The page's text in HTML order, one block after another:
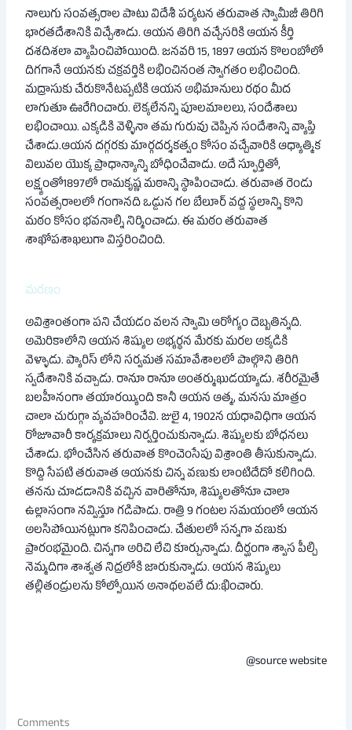
నాలుగు సంవత్సరాల పాటు విదేశీ పర్యటన తరువాత స్వామీజీ తిరిగి
భారతదేశానికి విచ్చేశాడు. ఆయన తిరిగి వచ్చేసరికి ఆయన కీర్తి
దశదిశలా వ్యాపించిపోయింది. జనవరి 15, 1897 ఆయన కొలంబోలో
దిగగానే ఆయనకు చక్రవర్తికి లభించినంత స్వాగతం లభించింది.
మద్రాసుకు చేరుకొనేటప్పటికి ఆయన అభిమానులు రథం మీద
లాగుతూ ఊరేగించారు. లెక్కలేనన్ని పూలమాలలు, సందేశాలు
లభించాయి. ఎక్కడికి వెళ్ళినా తమ గురువు చెప్పిన సందేశాన్ని వ్యాప్తి
చేశాడు.ఆయన దగ్గరకు మార్గదర్శకత్వం కోసం వచ్చేవారికి ఆధ్యాత్మిక
విలువల యొక్క ప్రాధాన్యాన్ని బోధించేవాడు. అదే స్ఫూర్తితో,
లక్ష్యంతో1897లో రామకృష్ణ మఠాన్ని స్థాపించాడు. తరువాత రెండు
సంవత్సరాలలో గంగానది ఒడ్డున గల బేలూర్ వద్ద స్థలాన్ని కొని
మఠం కోసం భవనాల్ని నిర్మించాడు. ఈ మఠం తరువాత
శాఖోపశాఖలుగా విస్తరించింది.
మరణం
అవిశ్రాంతంగా పని చేయడం వలన స్వామి ఆరోగ్యం దెబ్బతిన్నది.
అమెరికాలోని ఆయన శిష్యుల అభ్యర్థన మేరకు మరల అక్కడికి
వెళ్ళాడు. ప్యారిస్ లోని సర్వమత సమావేశాలలో పాల్గొని తిరిగి
స్వదేశానికి వచ్చాడు. రానూ రానూ అంతర్ముఖుడయ్యాడు. శరీరమైతే
బలహీనంగా తయారయ్యింది కానీ ఆయన ఆత్మ, మనసు మాత్రం
చాలా చురుగ్గా వ్యవహరించేవి. జులై 4, 1902న యధావిధిగా ఆయన
రోజూవారీ కార్యక్రమాలు నిర్వర్తించుకున్నాడు. శిష్యులకు బోధనలు
చేశాడు. భోంచేసిన తరువాత కొంచెంసేపు విశ్రాంతి తీసుకున్నాడు.
కొద్ది సేపటి తరువాత ఆయనకు చిన్న వణుకు లాంటిదేదో కలిగింది.
తనను చూడడానికి వచ్చిన వారితోనూ, శిష్యులతోనూ చాలా
ఉల్లాసంగా నవ్విస్తూ గడిపాడు. రాత్రి 9 గంటల సమయంలో ఆయన
అలసిపోయినట్లుగా కనిపించాడు. చేతులలో సన్నగా వణుకు
ప్రారంభమైంది. చిన్నగా అరిచి లేచి కూర్చున్నాడు. దీర్ఘంగా శ్వాస పీల్చి
నెమ్మదిగా శాశ్వత నిద్రలోకి జారుకున్నాడు. ఆయన శిష్యులు
తల్లితండ్రులను కోల్పోయిన అనాథలవలే దు:ఖించారు.
@source website
Comments